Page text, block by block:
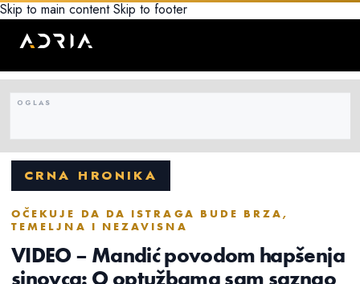
Skip to main content Skip to footer
CRNA HRONIKA
OČEKUJE DA DA ISTRAGA BUDE BRZA,
TEMELJNA I NEZAVISNA
VIDEO – Mandić povodom hapšenja
sinovca: O optužbama sam saznao